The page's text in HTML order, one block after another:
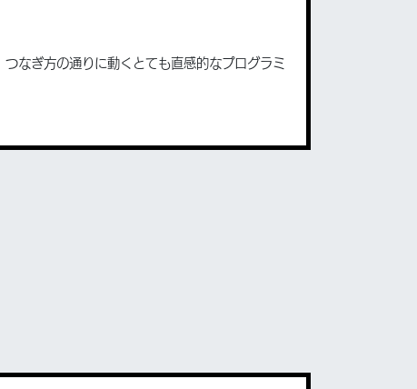
なぎ方の通りに動くとても直感的なプログラミ